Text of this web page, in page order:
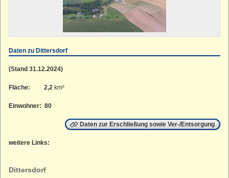
Straußenhof
Kleiner Lichtenstein
Großer Lichtenstein
Daten zu Dittersdorf
(Stand 31.12.2024)
Fläche: 2,2km²
Einwohner: 80
Daten zur Erschließung sowie Ver-/Entsorgung
weitere Links:
Dittersdorf